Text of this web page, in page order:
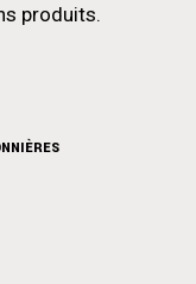
produits.